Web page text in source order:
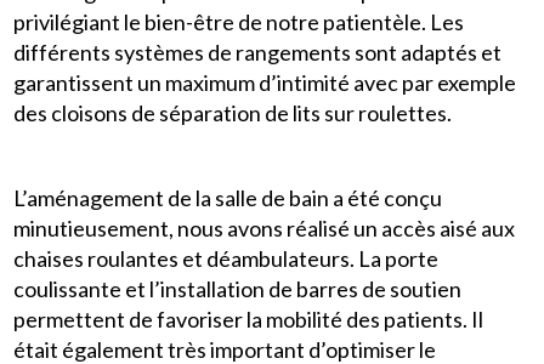
privilégiant le bien-être de notre patientèle. Les
différents systèmes de rangements sont adaptés et
garantissent un maximum d’intimité avec par exemple
des cloisons de séparation de lits sur roulettes.
L’aménagement de la salle de bain a été conçu
minutieusement, nous avons réalisé un accès aisé aux
chaises roulantes et déambulateurs. La porte
coulissante et l’installation de barres de soutien
permettent de favoriser la mobilité des patients. Il
était également très important d’optimiser le